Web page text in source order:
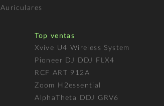
Auriculares
Top ventas
Xvive U4 Wireless System
Pioneer DJ DDJ FLX4
RCF ART 912A
Zoom H2essential
AlphaTheta DDJ GRV6